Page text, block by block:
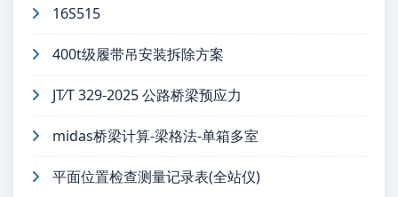
16S515
400t级履带吊安装拆除方案
JT∕T 329-2025 公路桥梁预应力
midas桥梁计算-梁格法-单箱多室
平面位置检查测量记录表(全站仪)